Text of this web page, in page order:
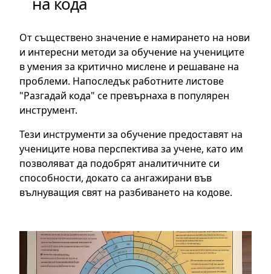
От съществено значение е намирането на нови
и интересни методи за обучение на учениците
в умения за критично мислене и решаване на
проблеми. Напоследък работните листове
"Разгадай кода" се превърнаха в популярен
инструмент.
Тези инструменти за обучение предоставят на
учениците нова перспектива за учене, като им
позволяват да подобрят аналитичните си
способности, докато са ангажирани във
вълнуващия свят на разбиването на кодове.